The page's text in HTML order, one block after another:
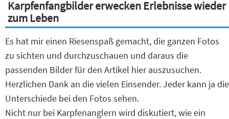
Karpfenfangbilder erwecken Erlebnisse wieder
zum Leben
Es hat mir einen Riesenspaß gemacht, die ganzen Fotos
zu sichten und durchzuschauen und daraus die
passenden Bilder für den Artikel hier auszusuchen.
Herzlichen Dank an die vielen Einsender. Jeder kann ja die
Unterschiede bei den Fotos sehen.
Nicht nur bei Karpfenanglern wird diskutiert, wie ein